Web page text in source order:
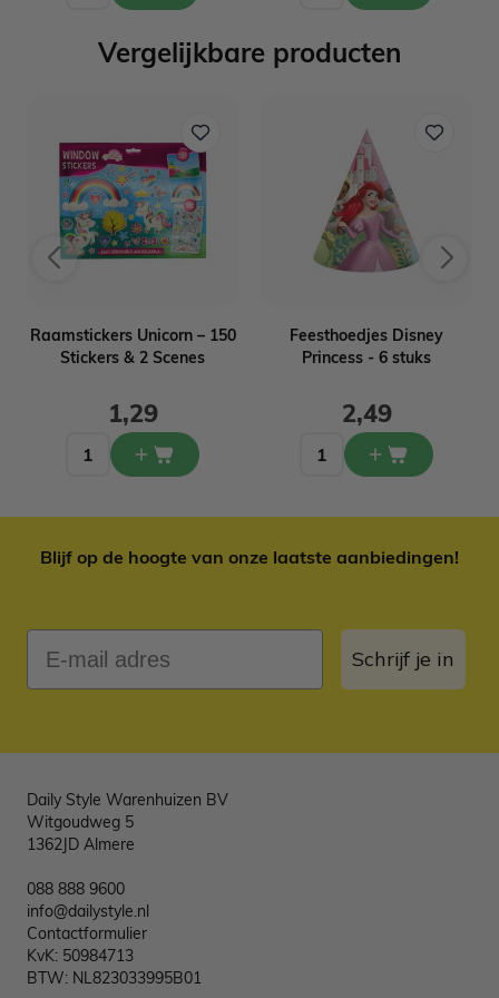
Vergelijkbare producten
Raamstickers Unicorn – 150
Stickers & 2 Scenes
1,29
Feesthoedjes Disney
Princess - 6 stuks
2,49
Blijf op de hoogte van onze laatste aanbiedingen!
Schrijf je in
Daily Style Warenhuizen BV
Witgoudweg 5
1362JD Almere
088 888 9600
info@dailystyle.nl
Contactformulier
KvK: 50984713
BTW: NL823033995B01